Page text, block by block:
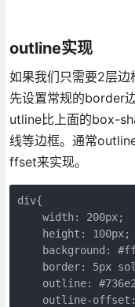
outline实现
如果我们只需要2层边
先设置常规的border
utline比上面的box-
线等边框。通常
ffset来实现。
div{
    width: 200px;
    height: 100px;
background:
border: 5px
outline:
outline-